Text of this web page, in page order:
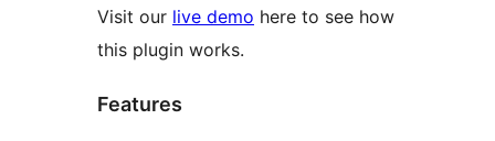
Visit our live demo here to see how
this plugin works.
Features